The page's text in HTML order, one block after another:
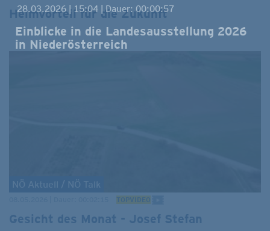
Heimvorteil für die Zukunft
NÖ Aktuell / NÖ Talk
TOPVIDEO
Gesicht des Monat - Josef Stefan
28.03.2026 | 15:04 | Dauer: 00:00:57
Einblicke in die Landesausstellung 2026
in Niederösterreich